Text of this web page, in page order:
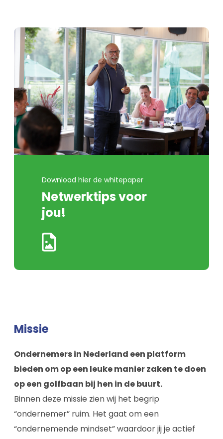
Download hier de whitepaper
Netwerktips voor
jou!
Missie
Ondernemers in Nederland een platform
bieden om op een leuke manier zaken te doen
op een golfbaan bij hen in de buurt.
Binnen deze missie zien wij het begrip
“ondernemer” ruim. Het gaat om een
“ondernemende mindset” waardoor jij je actief